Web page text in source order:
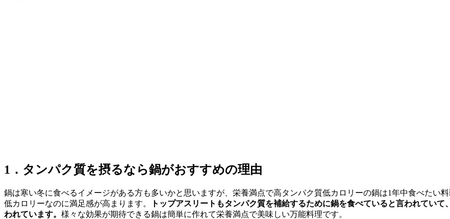
1．タンパク質を摂るなら鍋がおすすめの理由
鍋は寒い冬に食べるイメージがある方も多いかと思いますが、栄養満点で高タンパク質低カロリーの鍋は1年中食べたい
低カロリーなのに満足感が高まります。
トップアスリートもタンパク質を補給するために鍋を食べていると言われてい
われています。 様々な効果が期待できる鍋は簡単に作れて栄養満点で美味しい万能料理です。